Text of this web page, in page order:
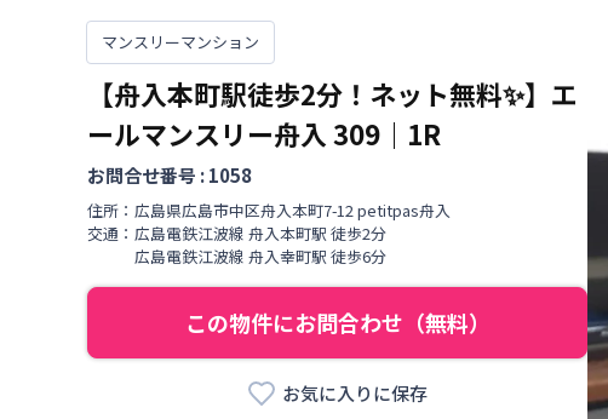
マンスリーマンション
【舟入本町駅徒歩2分！ネット無料✨】エ
ールマンスリー舟入309 ｜ 1R
お問合せ番号 :1058
住所： 広島県広島市中区舟入本町7-12 petitpas舟入
交通： 広島電鉄江波線 舟入本町駅 徒歩2分
広島電鉄江波線 舟入幸町駅 徒歩6分
この物件にお問合わせ（無料）
お気に入りに保存